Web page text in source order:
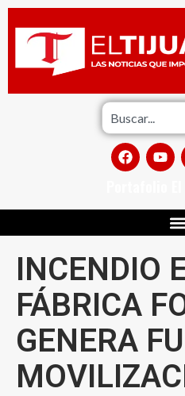
INCENDIO
FÁBRICA
GENERA